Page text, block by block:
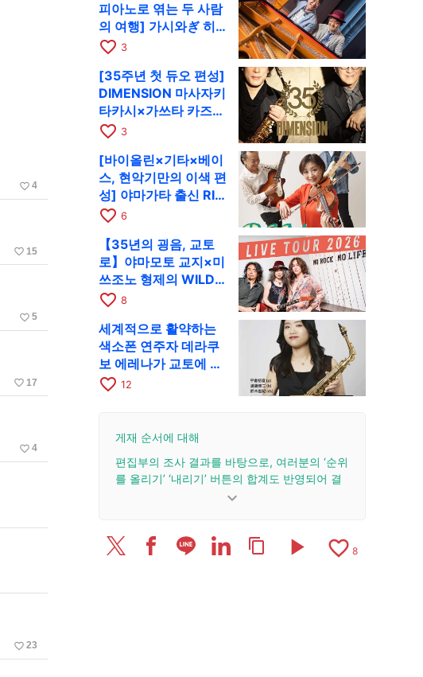
favorite_border 4
favorite_border 15
favorite_border 5
favorite_border 17
favorite_border 4
favorite_border 23
피아노로 엮는 두 사람
의 여행] 가시와ぎ 히
로키 & 미쓰다 겐이치
RAG로
favorite_border 3
[35주년 첫 듀오 편성]
DIMENSION 마사자키
타카시×가쓰타 카즈키
가 10월 11일 교토
favorite_border 3
[바이올린×기타×베이
스, 현악기만의 이색 편
성] 야마가타 출신 RIM
이 첫 전국 투어로 8월
favorite_border 6
【35년의 굉음, 교토
로】야마모토 교지×미
쓰조노 형제의 WILD
FLAG가 8월 6일 RAG
favorite_border 8
세계적으로 활약하는
색소폰 연주자 데라쿠
보 에레나가 교토에 온
다! 콰르텟 투어 교토
favorite_border 12
게재 순서에 대해
편집부의 조사 결과를 바탕으로, 여러분의 ‘순위
를 올리기’ ‘내리기’ 버튼의 합계도 반영되어 결
2025/9/22: 기사를 공개했습니다.
keyboard_arrow_down
content_copy play_arrow favorite_border 8